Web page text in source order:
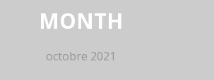
MONTH
octobre 2021